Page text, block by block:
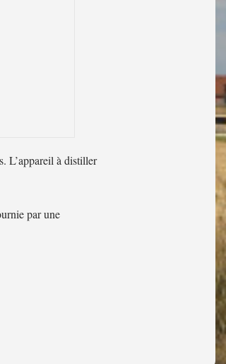
L’appareil à distiller
par une